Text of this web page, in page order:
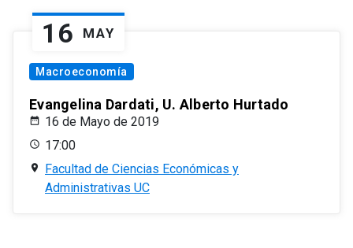
16 MAY
Macroeconomía
Evangelina Dardati, U. Alberto Hurtado
16 de Mayo de 2019
17:00
Facultad de Ciencias Económicas y
Administrativas UC